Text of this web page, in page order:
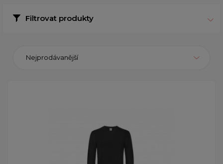
Filtrovat produkty
Nejprodávanější